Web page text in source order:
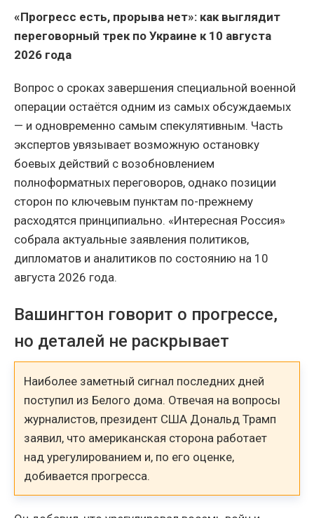
«Прогресс есть, прорыва нет»: как выглядит
переговорный трек по Украине к 10 августа
2026 года
Вопрос о сроках завершения специальной военной
операции остаётся одним из самых обсуждаемых
— и одновременно самым спекулятивным. Часть
экспертов увязывает возможную остановку
боевых действий с возобновлением
полноформатных переговоров, однако позиции
сторон по ключевым пунктам по-прежнему
расходятся принципиально. «Интересная Россия»
собрала актуальные заявления политиков,
дипломатов и аналитиков по состоянию на 10
августа 2026 года.
Вашингтон говорит о прогрессе,
но деталей не раскрывает
Наиболее заметный сигнал последних дней
поступил из Белого дома. Отвечая на вопросы
журналистов, президент США Дональд Трамп
заявил, что американская сторона работает
над урегулированием и, по его оценке,
добивается прогресса.